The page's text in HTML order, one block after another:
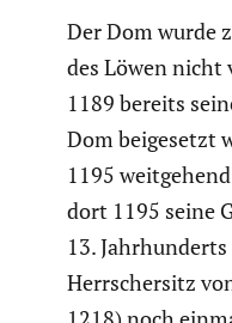
Der Dom wurde
des Löwen nicht
1189 bereits
Dom beigesetzt
1195
dort 1195 seine
13.
Herrscher­sitz